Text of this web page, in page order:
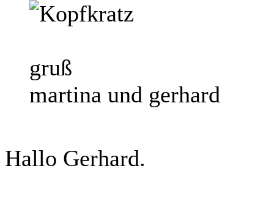
gruß
martina und gerhard
Hallo Gerhard.